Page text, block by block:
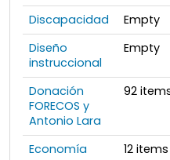
Discapacidad Empty
Diseño
instruccional
Empty
Donación
FORECOS y
Antonio Lara
92
Economía 12 items